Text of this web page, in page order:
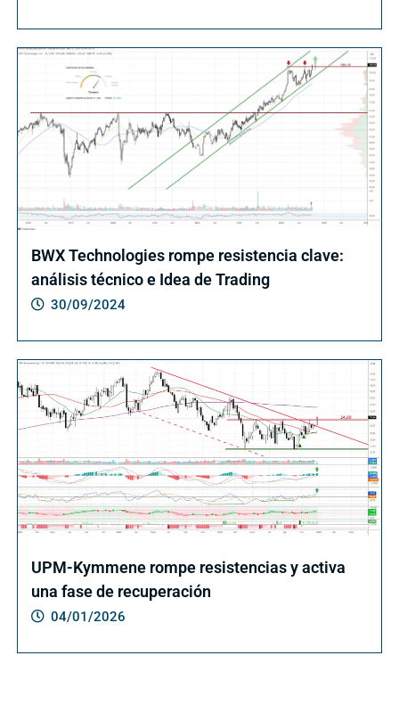
BWX Technologies rompe resistencia clave:
análisis técnico e Idea de Trading
30/09/2024
UPM-Kymmene rompe resistencias y activa
una fase de recuperación
04/01/2026